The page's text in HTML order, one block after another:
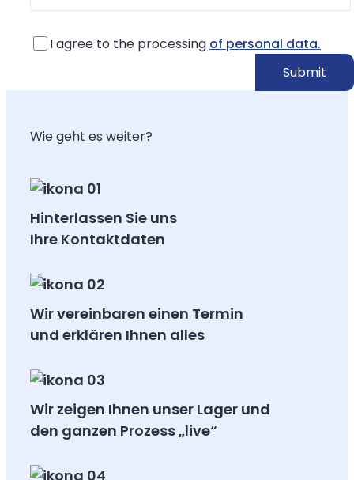
I agree to the processing of personal data.
Wie geht es weiter?
Hinterlassen Sie uns
Ihre Kontaktdaten
Wir vereinbaren einen Termin
und erklären Ihnen alles
Wir zeigen Ihnen unser Lager und
den ganzen Prozess „live“